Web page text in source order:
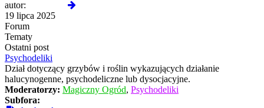
autor:
19 lipca 2025
Forum
Tematy
Ostatni post
Psychodeliki
Dział dotyczący grzybów i roślin wykazujących działanie
halucynogenne, psychodeliczne lub dysocjacyjne.
Moderatorzy: Magiczny Ogród, Psychodeliki
Subfora: